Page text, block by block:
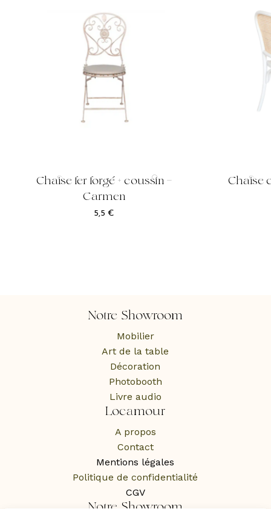
Chaise fer forgé + coussin –
Carmen
5,5 €
Chaise
Notre Showroom
Mobilier
Art de la table
Décoration
Photobooth
Livre audio
Locamour
A propos
Contact
Mentions légales
Politique de confidentialité
CGV